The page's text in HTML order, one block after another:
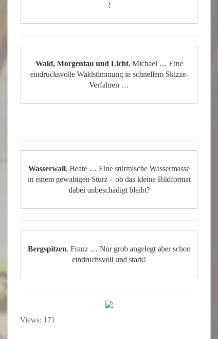
!
Wald, Morgentau und Licht, Michael … Eine
eindrucksvolle Waldstimmung in schnellem Skizze-
Verfahren …
Wasserwall, Beate … Eine stürmische Wassermasse
in einem gewaltigen Sturz – ob das kleine Bildformat
dabei unbeschädigt bleibt?
Bergspitzen, Franz … Nur grob angelegt aber schon
eindruchsvoll und stark!
Views: 171